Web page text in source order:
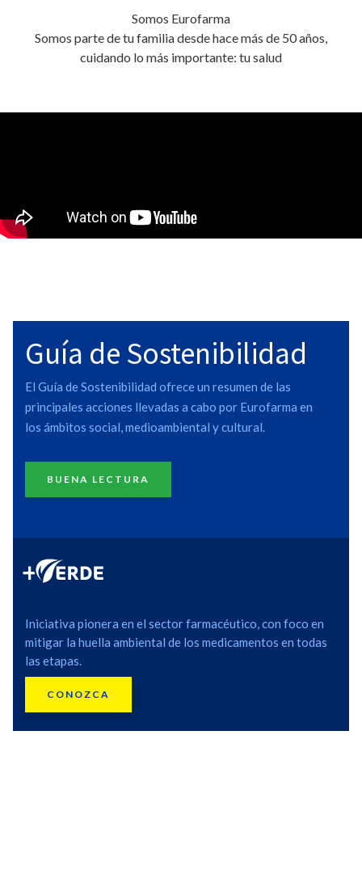
Somos Eurofarma
Somos parte de tu familia desde hace más de 50 años,
cuidando lo más importante: tu salud
Guía de Sostenibilidad
El Guía de Sostenibilidad ofrece un resumen de las
principales acciones llevadas a cabo por Eurofarma en
los ámbitos social, medioambiental y cultural.
BUENA LECTURA
Iniciativa pionera en el sector farmacéutico, con foco en
mitigar la huella ambiental de los medicamentos en todas
las etapas.
CONOZCA